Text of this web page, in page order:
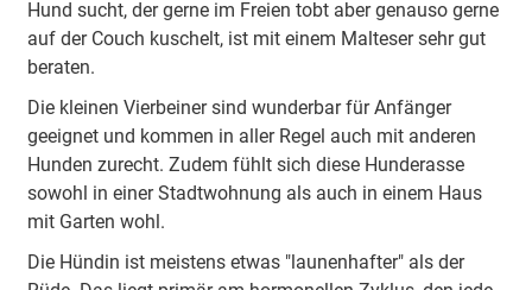
Hund sucht, der gerne im Freien tobt aber genauso gerne
auf der Couch kuschelt, ist mit einem Malteser sehr gut
beraten.
Die kleinen Vierbeiner sind wunderbar für Anfänger
geeignet und kommen in aller Regel auch mit anderen
Hunden zurecht. Zudem fühlt sich diese Hunderasse
sowohl in einer Stadtwohnung als auch in einem Haus
mit Garten wohl.
Die Hündin ist meistens etwas "launenhafter" als der